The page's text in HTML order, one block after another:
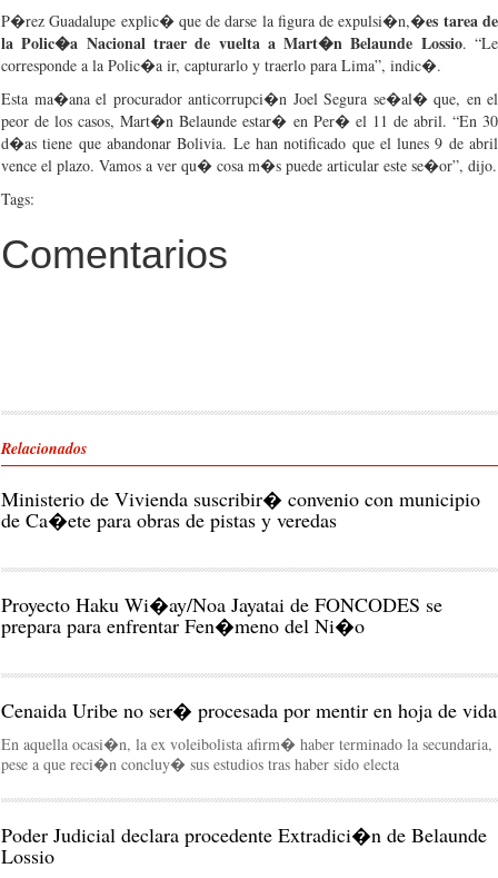
P�rez Guadalupe explic� quededarse la figuradeexpulsi�n,�es tareade
laPolic�a Nacional traerde vueltaaMart�n Belaunde Lossio. “Le
corresponde a la Polic�a ir, capturarlo y traerlo para Lima”, indic�.
Esta ma�anael procurador anticorrupci�n Joel Segura se�al� que, en el
peor de loscasos,Mart�n Belaunde estar� en Per�el 11 de abril. “En 30
d�as tiene que abandonarBolivia. Le han notificado queellunes 9 deabril
vence el plazo. Vamos a ver qu� cosa m�s puede articular este se�or”, dijo.
Tags:
Comentarios
Relacionados
Ministerio de Vivienda suscribir� convenio con municipio
de Ca�ete para obras de pistas y veredas
Proyecto Haku Wi�ay/Noa Jayatai de FONCODES se
prepara para enfrentar Fen�meno del Ni�o
Cenaida Uribe no ser� procesada por mentir en hoja de vida
En aquella ocasi�n, la ex voleibolista afirm� haber terminado la secundaria,
pese a que reci�n concluy� sus estudios tras haber sido electa
Poder Judicial declara procedente Extradici�n de Belaunde
Lossio